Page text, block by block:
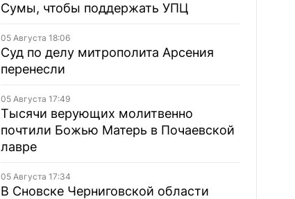
Сумы, чтобы поддержать УПЦ
05 Августа 18:06
Суд по делу митрополита Арсения
перенесли
05 Августа 17:49
Тысячи верующих молитвенно
почтили Божью Матерь в Почаевской
лавре
05 Августа 17:34
В Сновске Черниговской области